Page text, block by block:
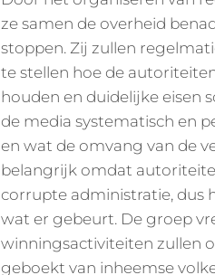
ze samen de overheid
stoppen. Zij zullen
te stellen hoe de
houden en duidelijke eisen
de media systematisch en
en wat de omvang van de
belangrijk omdat
corrupte administratie, dus
wat er gebeurt. De groep
winningsactiviteiten zullen
geboekt van inheemse